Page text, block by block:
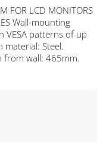
FOR LCD MONITORS
Wall-mounting
VESA patterns of up
material: Steel.
from wall: 465mm.